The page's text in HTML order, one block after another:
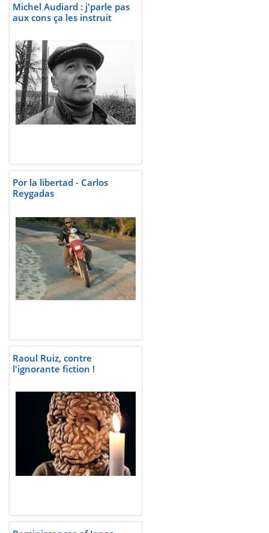
Michel Audiard : j'parle pas
aux cons ça les instruit
Por la libertad - Carlos
Reygadas
Raoul Ruiz, contre
l'ignorante fiction !